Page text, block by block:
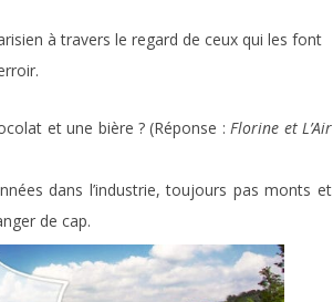
à travers le regard de ceux qui les font
et une bière ? (Réponse :Florine et L’Air
dans l’industrie, toujours pas monts et
de cap.